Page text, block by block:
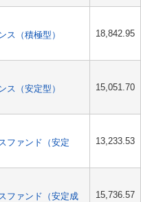
ス（積極型） 18,842.95
ス（安定型） 15,051.70
ファンド（安定
13,233.53
ファンド（安定成
15,736.57